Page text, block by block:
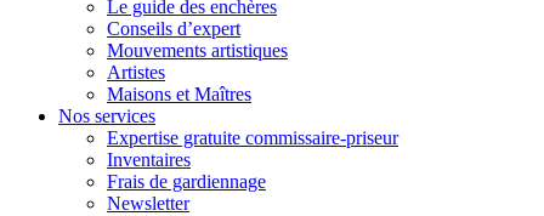
Le guide des enchères
Conseils d’expert
Mouvements artistiques
Artistes
Maisons et Maîtres
Nos services
Expertise gratuite commissaire-priseur
Inventaires
Frais de gardiennage
Newsletter